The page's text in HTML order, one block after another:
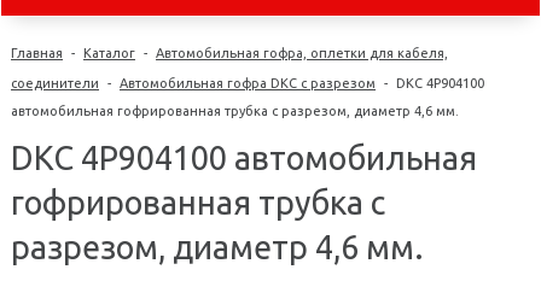
Главная - Каталог - Автомобильная гофра, оплетки для кабеля,
соединители - Автомобильная гофра DKC с разрезом - DKC 4P904100
автомобильная гофрированная трубка с разрезом, диаметр 4,6 мм.
DKC 4P904100 автомобильная
гофрированная трубка с
разрезом, диаметр 4,6 мм.